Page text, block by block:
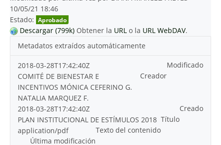
10/05/21 18:46
Estado: Aprobado
Descargar (799k) Obtener la URL o la URL WebDAV.
Metadatos extraídos automáticamente
Modificado
2018-03-28T17:42:40Z
Creador
COMITÉ DE BIENESTAR E
INCENTIVOS MÓNICA CEFERINO G. 
NATALIA MARQUEZ F.
Creado
2018-03-28T17:42:40Z
Título
PLAN INSTITUCIONAL DE ESTÍMULOS 2018
Texto del contenido
application/pdf
Última modificación